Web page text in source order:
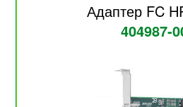
Адаптер FC
404987-